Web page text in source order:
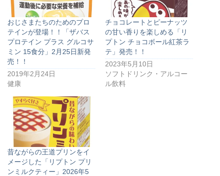
おじさまたちのためのプロ
テインが登場！！「ザバス
プロテイン プラス グルコサ
ミン 15食分」2月25日新発
売！！
2019年2月24日
健康
チョコレートとピーナッツ
の甘い香りを楽しめる「リ
プトン チョコボール紅茶ラ
テ」発売！！
2023年5月10日
ソフトドリンク・アルコー
ル飲料
昔ながらの王道プリンをイ
メージした「リプトン プリ
ンミルクティー」2026年5